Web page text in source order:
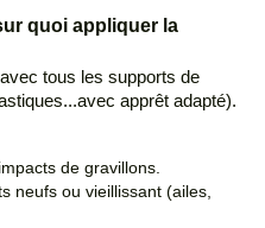
quoi appliquer la
tous les supports de
apprêt adapté).
de gravillons.
neufs ou vieillissant (ailes,